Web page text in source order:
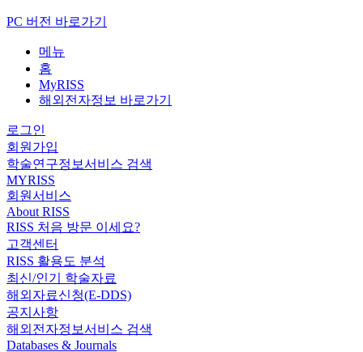
PC 버전 바로가기
메뉴
홈
MyRISS
해외전자정보 바로가기
로그인
회원가입
학술연구정보서비스 검색
MYRISS
회원서비스
About RISS
RISS 처음 방문 이세요?
고객센터
RISS 활용도 분석
최신/인기 학술자료
해외자료신청(E-DDS)
공지사항
해외전자정보서비스 검색
Databases & Journals